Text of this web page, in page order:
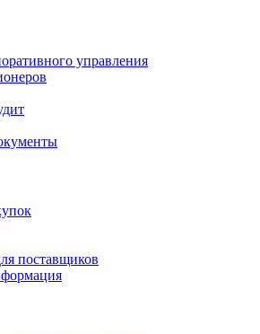
управления
поставщиков